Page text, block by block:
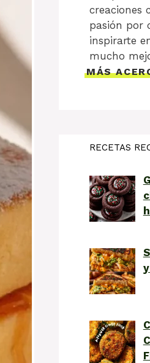
creaciones
pasión por
inspirarte
mucho
MÁS
RECETAS